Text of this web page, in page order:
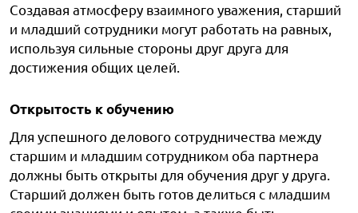
Создавая атмосферу взаимного уважения, старший
и младший сотрудники могут работать на равных,
используя сильные стороны друг друга для
достижения общих целей.
Открытость к обучению
Для успешного делового сотрудничества между
старшим и младшим сотрудником оба партнера
должны быть открыты для обучения друг у друга.
Старший должен быть готов делиться с младшим